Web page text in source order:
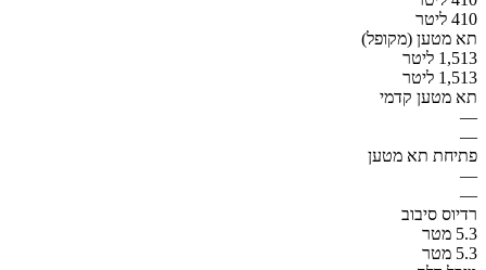
410 ליטר
תא מטען (מקופל)
1,513 ליטר
1,513 ליטר
תא מטען קדמי
—
—
פתיחת תא מטען
—
—
רדיוס סיבוב
5.3 מטר
5.3 מטר